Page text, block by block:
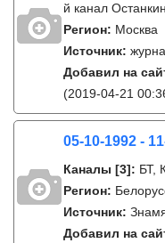
й канал
Регион: Москва
Источник:
Добавил на
(2019-04-21
05-10-1992 -
Каналы [3]: БТ,
Регион:
Источник:
Добавил на